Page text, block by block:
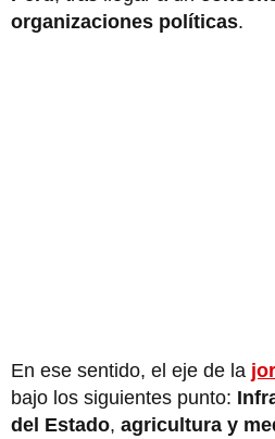
organizaciones políticas.
En ese sentido, el eje de la
bajo los siguientes punto:
del Estado, agricultura y